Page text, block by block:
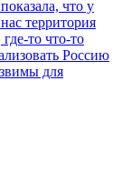
что у
территория
то что-то
Россию
для